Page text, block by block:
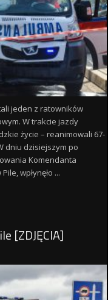
jeden z ratowników
W trakcie jazdy
życie – reanimowali 67-
dniu dzisiejszym po
Komendanta
wpłynęło ...
[ZDJĘCIA]